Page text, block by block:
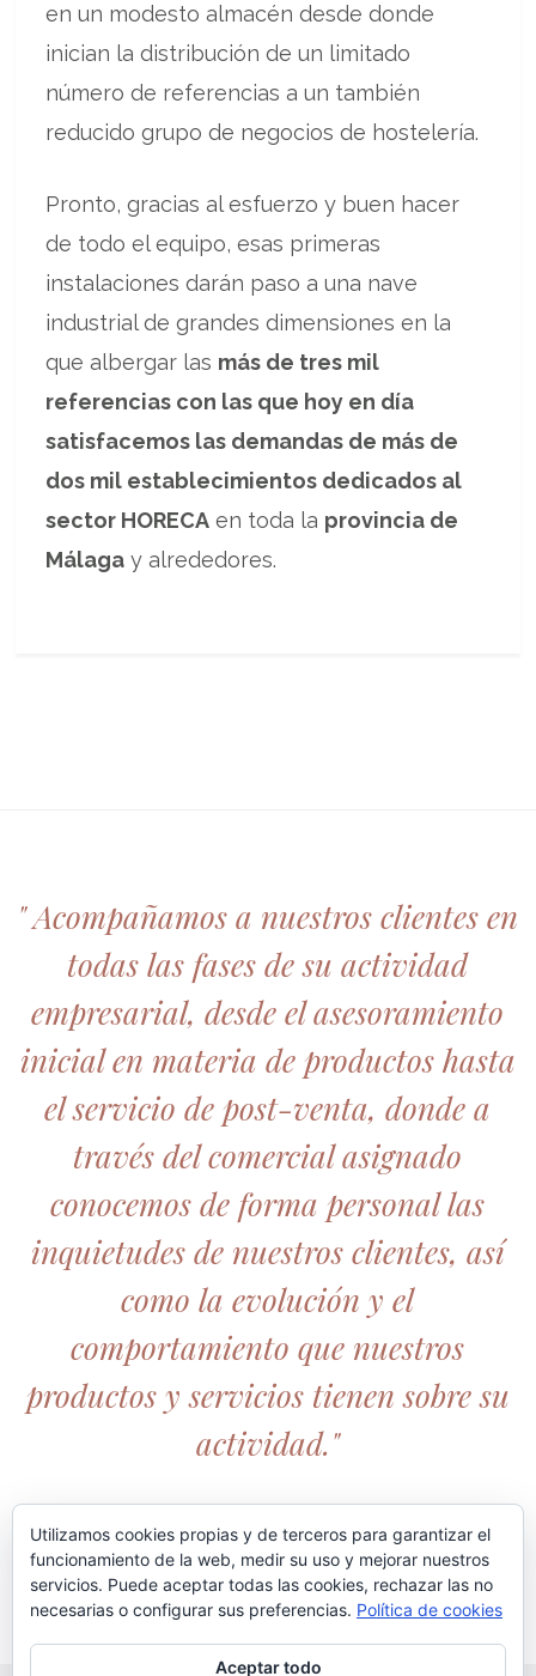
en un modesto almacén desde donde
inician la distribución de un limitado
número de referencias a un también
reducido grupo de negocios de hostelería.
Pronto, gracias al esfuerzo y buen hacer
de todo el equipo, esas primeras
instalaciones darán paso a una nave
industrial de grandes dimensiones en la
que albergar las más de tres mil
referencias con las que hoy en día
satisfacemos las demandas de más de
dos mil establecimientos dedicados al
sector HORECA en toda la provincia de
Málaga y alrededores.
" Acompañamos a nuestros clientes en
todas las fases de su actividad
empresarial, desde el asesoramiento
inicial en materia de productos hasta
el servicio de post-venta, donde a
través del comercial asignado
conocemos de forma personal las
inquietudes de nuestros clientes, así
como la evolución y el
comportamiento que nuestros
productos y servicios tienen sobre su
actividad."
Utilizamos cookies propias y de terceros para garantizar el
funcionamiento de la web, medir su uso y mejorar nuestros
servicios. Puede aceptar todas las cookies, rechazar las no
necesarias o configurar sus preferencias. Política de cookies
Aceptar todo